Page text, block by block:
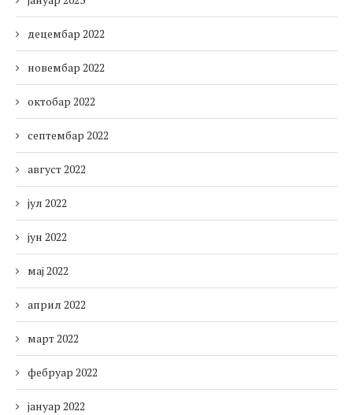
децембар 2022
новембар 2022
октобар 2022
септембар 2022
август 2022
јул 2022
јун 2022
мај 2022
април 2022
март 2022
фебруар 2022
јануар 2022